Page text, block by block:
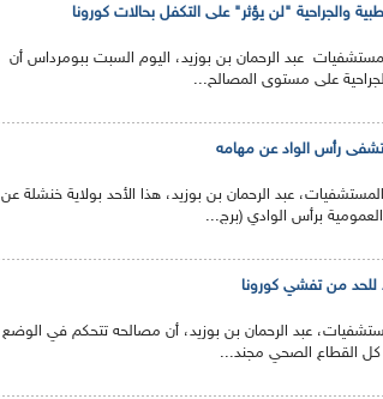
والجراحية "لن يؤثر" على التكفل بحالات كورونا
عبد الرحمان بن بوزيد، اليوم السبت ببومرداس أن
على مستوى المصالح...
رأس الواد عن مهامه
عبد الرحمان بن بوزيد، هذا الأحد بولاية خنشلة عن
برأس الوادي (برج...
للحد من تفشي كورونا
عبد الرحمان بن بوزيد، أن مصالحه تتحكم في الوضع
كل القطاع الصحي مجند...